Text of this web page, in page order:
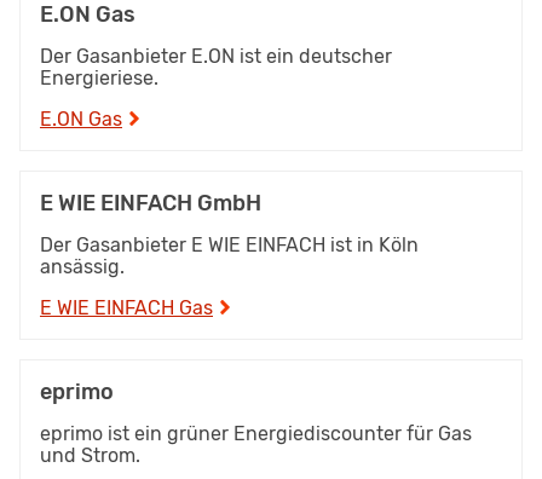
E.ON Gas
Der Gasanbieter E.ON ist ein deutscher
Energieriese.
E.ON Gas
E WIE EINFACH GmbH
Der Gasanbieter E WIE EINFACH ist in Köln
ansässig.
E WIE EINFACH Gas
eprimo
eprimo ist ein grüner Energiediscounter für Gas
und Strom.